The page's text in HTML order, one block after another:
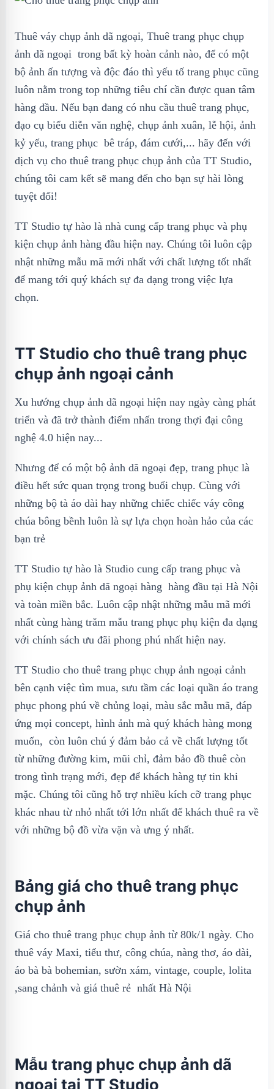
Thuê váy chụp ảnh dã ngoại, Thuê trang phục chụp
ảnh dã ngoại trong bất kỳ hoàn cảnh nào, để có một
bộ ảnh ấn tượng và độc đáo thì yếu tố trang phục cũng
luôn nằm trong top những tiêu chí cần được quan tâm
hàng đầu. Nếu bạn đang có nhu cầu thuê trang phục,
đạo cụ biểu diễn văn nghệ, chụp ảnh xuân, lễ hội, ảnh
kỷ yếu, trang phục bê tráp, đám cưới,... hãy đến với
dịch vụ cho thuê trang phục chụp ảnh của TT Studio,
chúng tôi cam kết sẽ mang đến cho bạn sự hài lòng
tuyệt đối!
TT Studio tự hào là nhà cung cấp trang phục và phụ
kiện chụp ảnh hàng đầu hiện nay. Chúng tôi luôn cập
nhật những mẫu mã mới nhất với chất lượng tốt nhất
để mang tới quý khách sự đa dạng trong việc lựa
chọn.
TT Studio cho thuê trang phục
chụp ảnh ngoại cảnh
Xu hướng chụp ảnh dã ngoại hiện nay ngày càng phát
triển và đã trở thành điểm nhấn trong thợi đại công
nghệ 4.0 hiện nay...
Nhưng để có một bộ ảnh dã ngoại đẹp, trang phục là
điều hết sức quan trọng trong buổi chụp. Cùng với
những bộ tà áo dài hay những chiếc chiếc váy công
chúa bông bềnh luôn là sự lựa chọn hoàn hảo của các
bạn trẻ
TT Studio tự hào là Studio cung cấp trang phục và
phụ kiện chụp ảnh dã ngoại hàng hàng đầu tại Hà Nội
và toàn miền bắc. Luôn cập nhật những mẫu mã mới
nhất cùng hàng trăm mẫu trang phục phụ kiện đa dạng
với chính sách ưu đãi phong phú nhất hiện nay.
TT Studio cho thuê trang phục chụp ảnh ngoại cảnh
bên cạnh việc tìm mua, sưu tầm các loại quần áo trang
phục phong phú về chủng loại, màu sắc mẫu mã, đáp
ứng mọi concept, hình ảnh mà quý khách hàng mong
muốn, còn luôn chú ý đảm bảo cả về chất lượng tốt
từ những đường kim, mũi chỉ, đảm bảo đồ thuê còn
trong tình trạng mới, đẹp để khách hàng tự tin khi
mặc. Chúng tôi cũng hỗ trợ nhiều kích cỡ trang phục
khác nhau từ nhỏ nhất tới lớn nhất để khách thuê ra về
với những bộ đồ vừa vặn và ưng ý nhất.
Bảng giá cho thuê trang phục
chụp ảnh
Giá cho thuê trang phục chụp ảnh từ 80k/1 ngày. Cho
thuê váy Maxi, tiểu thư, công chúa, nàng thơ, áo dài,
áo bà bà bohemian, sườn xám, vintage, couple, lolita
,sang chảnh và giá thuê rẻ nhất Hà Nội
Mẫu trang phục chụp ảnh dã
ngoại tại TT Studio